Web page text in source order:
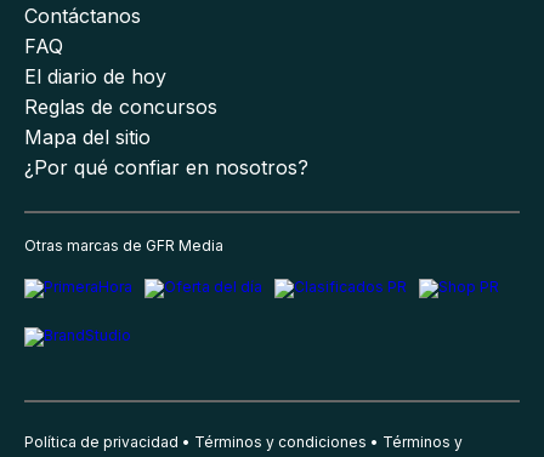
Contáctanos
FAQ
El diario de hoy
Reglas de concursos
Mapa del sitio
¿Por qué confiar en nosotros?
Otras marcas de GFR Media
Política de privacidad Términos y condiciones Términos y